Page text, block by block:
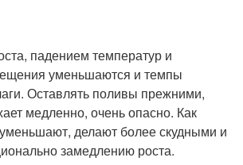
падением температур и
уменьшаются и темпы
Оставлять поливы прежними,
медленно, очень опасно. Как
делают более скудными и
замедлению роста.